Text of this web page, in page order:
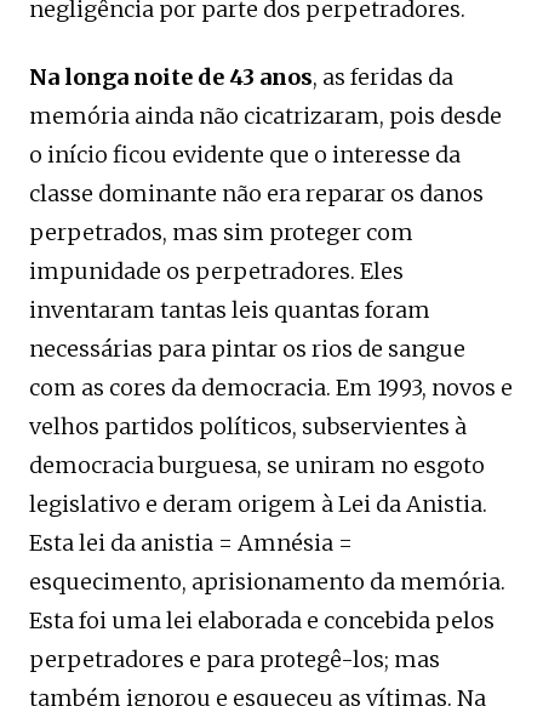
negligência por parte dos perpetradores.
Na longa noite de 43 anos, as feridas da
memória ainda não cicatrizaram, pois desde
o início ficou evidente que o interesse da
classe dominante não era reparar os danos
perpetrados, mas sim proteger com
impunidade os perpetradores. Eles
inventaram tantas leis quantas foram
necessárias para pintar os rios de sangue
com as cores da democracia. Em 1993, novos e
velhos partidos políticos, subservientes à
democracia burguesa, se uniram no esgoto
legislativo e deram origem à Lei da Anistia.
Esta lei da anistia = Amnésia =
esquecimento, aprisionamento da memória.
Esta foi uma lei elaborada e concebida pelos
perpetradores e para protegê-los; mas
também ignorou e esqueceu as vítimas. Na